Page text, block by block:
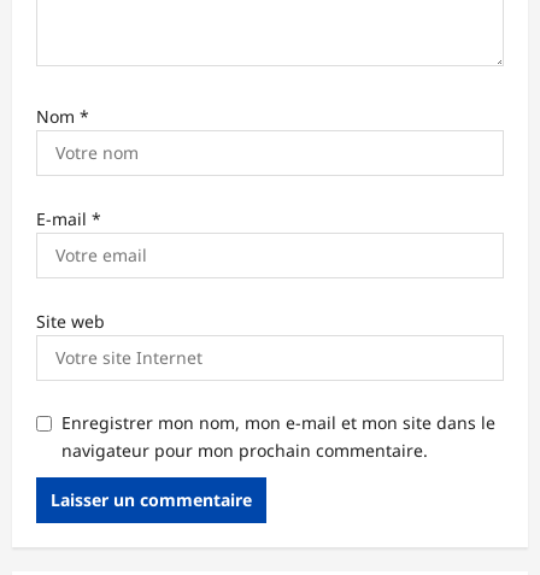
Nom *
E-mail *
Site web
Enregistrer mon nom, mon e-mail et mon site dans le
navigateur pour mon prochain commentaire.